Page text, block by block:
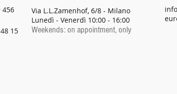
456
Via L.L.Zamenhof, 6/8 - Milano
Lunedì - Venerdì 10:00 - 16:00
Weekends: on appointment, only
15